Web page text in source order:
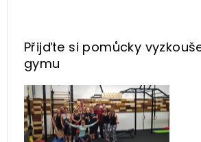
Přijďte si pomůcky
gymu